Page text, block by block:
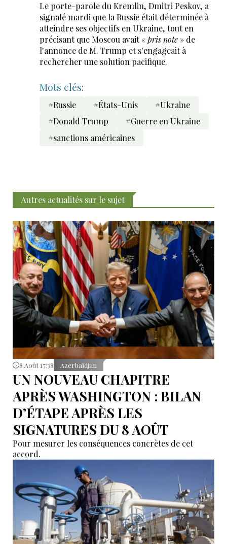
Le porte-parole du Kremlin, Dmitri Peskov, a
signalé mardi que la Russie était déterminée à
atteindre ses objectifs en Ukraine, tout en
précisant que Moscou avait «pris note» de
l'annonce de M. Trump et s'engageait à
rechercher une solution pacifique.
Mots clés:
#Russie #États-Unis
#Ukraine
#Donald Trump
#Guerre en Ukraine
#sanctions américaines
Autres actualités sur le sujet
8 Août 17:38 Azerbaïdjan
UN NOUVEAU CHAPITRE
APRÈS WASHINGTON : BILAN
D’ÉTAPE APRÈS LES
SIGNATURES DU 8 AOÛT
Pour mesurer les conséquences concrètes de cet
accord.